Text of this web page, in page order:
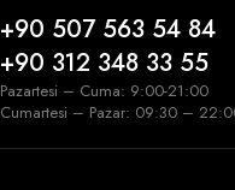
+90 507 563 54 84
+90 312 348 33 55
Pazartesi – Cuma: 9:00-21:00
Cumartesi – Pazar: 09:30 –